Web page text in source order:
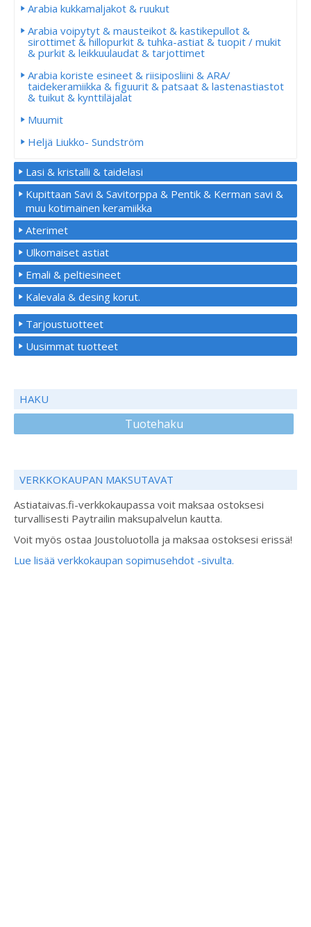
Arabia kukkamaljakot & ruukut
Arabia voipytyt & mausteikot & kastikepullot &
sirottimet & hillopurkit & tuhka-astiat & tuopit / mukit
& purkit & leikkuulaudat & tarjottimet
Arabia koriste esineet & riisiposliini & ARA/
taidekeramiikka & figuurit & patsaat & lastenastiastot
& tuikut & kynttiläjalat
Muumit
Heljä Liukko- Sundström
Lasi & kristalli & taidelasi
Kupittaan Savi & Savitorppa & Pentik & Kerman savi &
muu kotimainen keramiikka
Aterimet
Ulkomaiset astiat
Emali & peltiesineet
Kalevala & desing korut.
Tarjoustuotteet
Uusimmat tuotteet
HAKU
Tuotehaku
VERKKOKAUPAN MAKSUTAVAT
Astiataivas.fi-verkkokaupassa voit maksaa ostoksesi
turvallisesti Paytrailin maksupalvelun kautta.
Voit myös ostaa Joustoluotolla ja maksaa ostoksesi erissä!
Lue lisää verkkokaupan sopimusehdot -sivulta.